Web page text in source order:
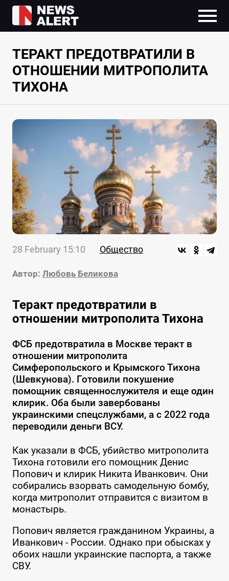
ТЕРАКТ ПРЕДОТВРАТИЛИ В
ОТНОШЕНИИ МИТРОПОЛИТА
ТИХОНА
28 February 15:10 Общество
Автор: Любовь Беликова
Теракт предотвратили в
отношении митрополита Тихона
ФСБ предотвратила в Москве теракт в
отношении митрополита
Симферопольского и Крымского Тихона
(Шевкунова). Готовили покушение
помощник священнослужителя и еще один
клирик. Оба были завербованы
украинскими спецслужбами, а с 2022 года
переводили деньги ВСУ.
Как указали в ФСБ, убийство митрополита
Тихона готовили его помощник Денис
Попович и клирик Никита Иванкович. Они
собирались взорвать самодельную бомбу,
когда митрополит отправится с визитом в
монастырь.
Попович является гражданином Украины, а
Иванкович - России. Однако при обысках у
обоих нашли украинские паспорта, а также
СВУ.